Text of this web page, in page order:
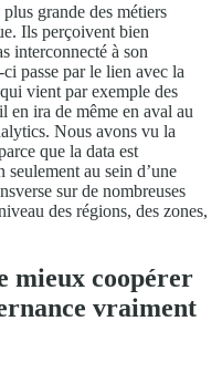
grande des métiers
Ils perçoivent bien
interconnecté à son
passe par le lien avec la
vient par exemple des
en ira de même en aval au
Nous avons vu la
que la data est
seulement au sein d’une
sur de nombreuses
des régions, des zones,
mieux coopérer
vraiment